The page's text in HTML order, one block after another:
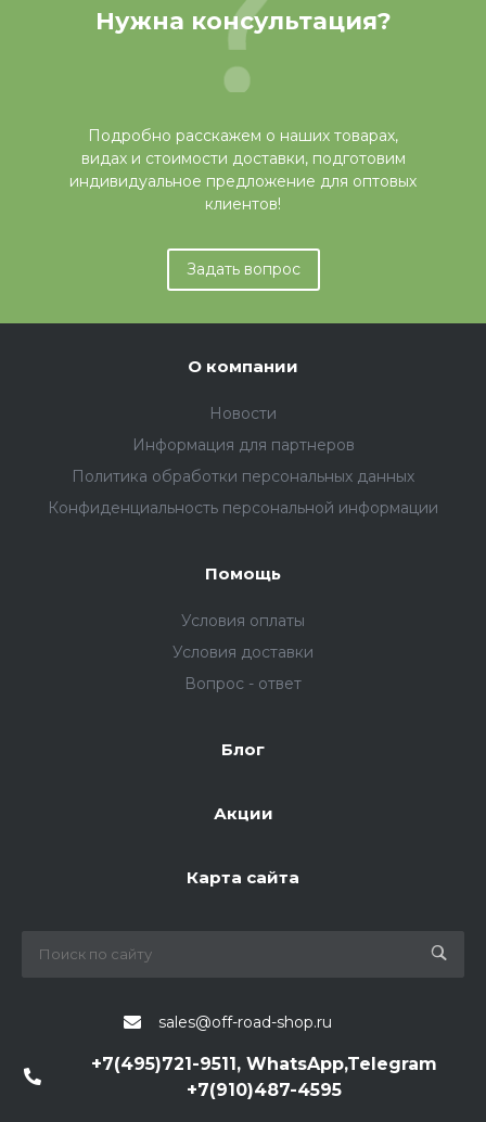
Нужна консультация?
Подробно расскажем о наших товарах,
видах и стоимости доставки, подготовим
индивидуальное предложение для оптовых
клиентов!
Задать вопрос
О компании
Новости
Информация для партнеров
Политика обработки персональных данных
Конфиденциальность персональной информации
Помощь
Условия оплаты
Условия доставки
Вопрос - ответ
Блог
Акции
Карта сайта
sales@off-road-shop.ru
+7(495)721-9511, WhatsApp,Telegram
+7(910)487-4595